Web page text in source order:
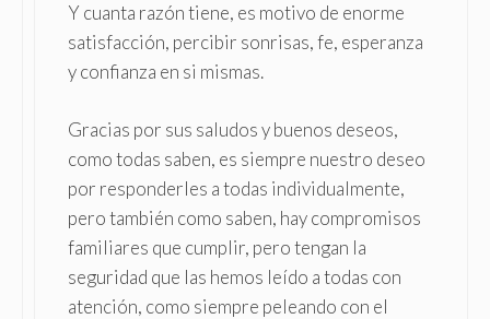
Y cuanta razón tiene, es motivo de enorme
satisfacción, percibir sonrisas, fe, esperanza
y confianza en si mismas.
Gracias por sus saludos y buenos deseos,
como todas saben, es siempre nuestro deseo
por responderles a todas individualmente,
pero también como saben, hay compromisos
familiares que cumplir, pero tengan la
seguridad que las hemos leído a todas con
atención, como siempre peleando con el